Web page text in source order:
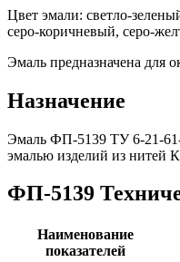
Цвет эмали: светло-
серо-коричневый, серо-
Эмаль предназначена для
Назначение
Эмаль ФП-5139 ТУ 6-21-61-
эмалью изделий из нитей
ФП-5139
Наименование
показателей